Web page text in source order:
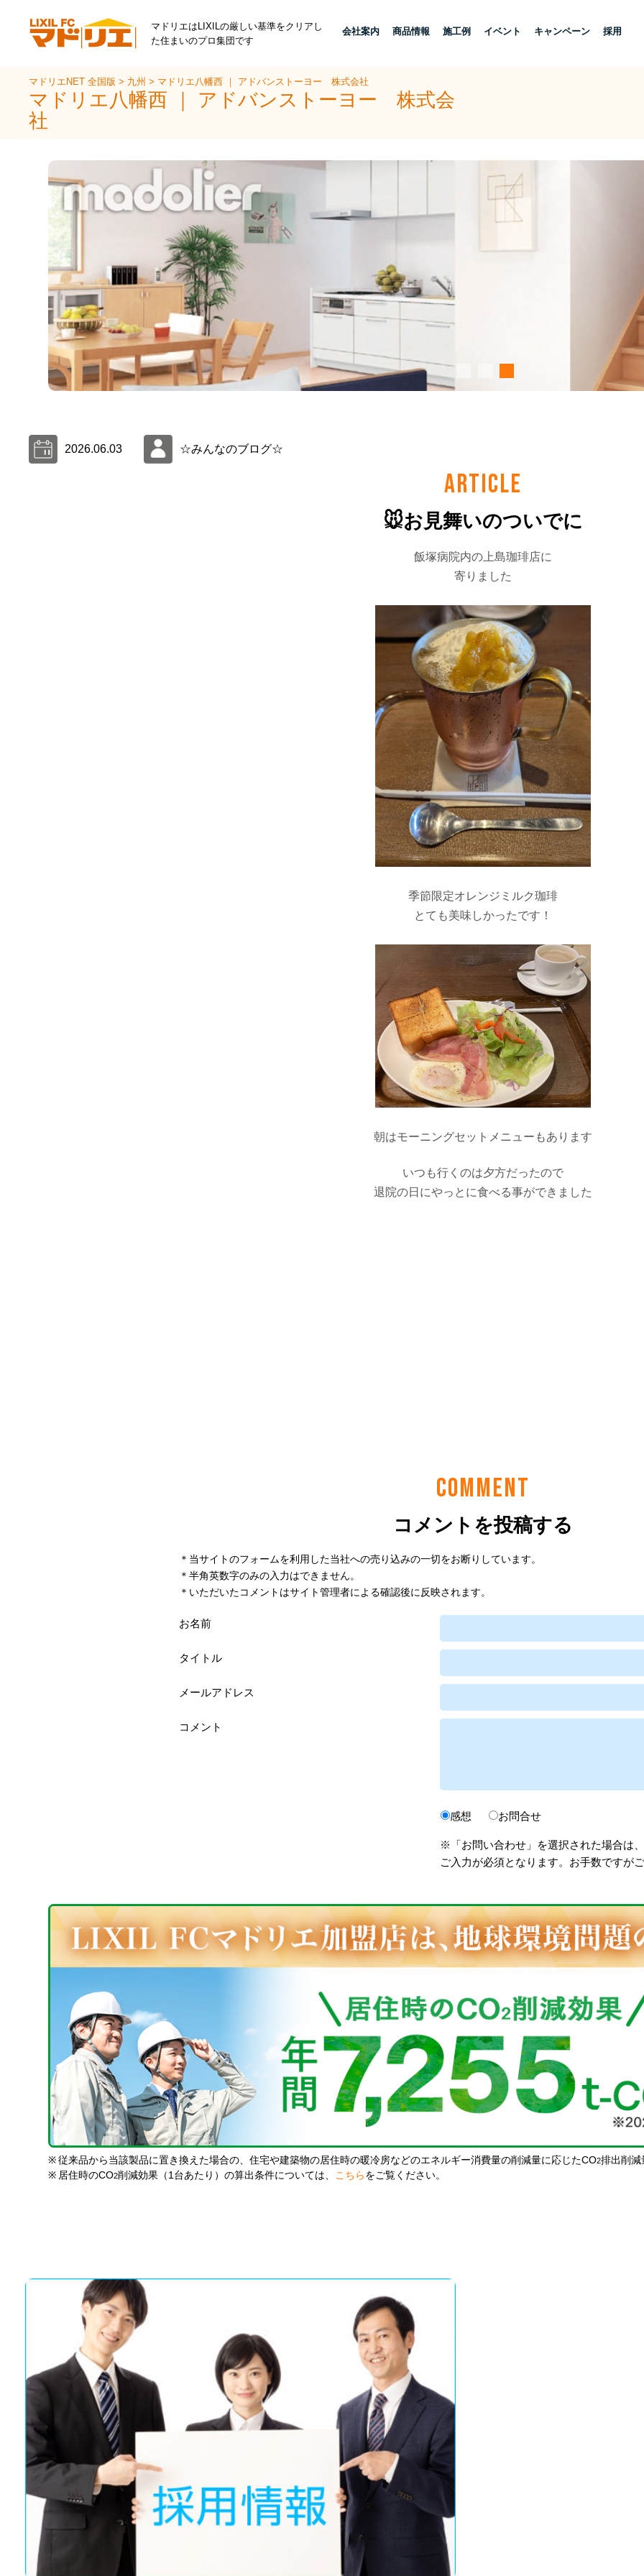
マドリエはLIXILの厳しい基準をクリアし
た住まいのプロ集団です
会社案内 商品情報 施工例 イベント キャンペーン 採用
マドリエNET 全国版> 九州> マドリエ八幡西 ｜ アドバンストーヨー 株式会社
マドリエ八幡西 ｜ アドバンストーヨー 株式会
社
2026.06.03 ☆みんなのブログ☆
ARTICLE
🐭お見舞いのついでに
COMMENT
コメントを投稿する
＊当サイトのフォームを利用した当社への売り込みの一切をお断りしています。
＊半角英数字のみの入力はできません。
＊いただいたコメントはサイト管理者による確認後に反映されます。
お名前
タイトル
メールアドレス
コメント
感想 お問合せ
※「お問い合わせ」を選択された場合は
ご入力が必須となります。お手数ですが
※ 従来品から当該製品に置き換えた場合の、住宅や建築物の居住時の暖冷房などのエネルギー消費量の削減量に応じたCO2排出削減
※ 居住時のCO2削減効果（1台あたり）の算出条件については、 こちら をご覧ください。